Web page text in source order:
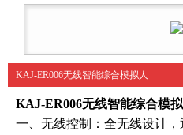
KAJ-ER006无线智能综合模拟人
KAJ-ER006无线智能综合模
一、无线控制：全无线设计，